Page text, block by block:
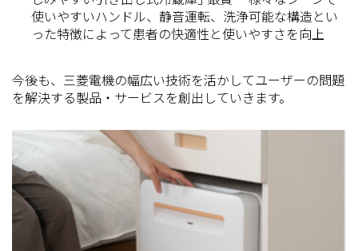
使いやすいハンドル、静音運転、洗浄可能な構造とい
った特徴によって患者の快適性と使いやすさを向上
今後も、三菱電機の幅広い技術を活かしてユーザーの問題
を解決する製品・サービスを創出していきます。